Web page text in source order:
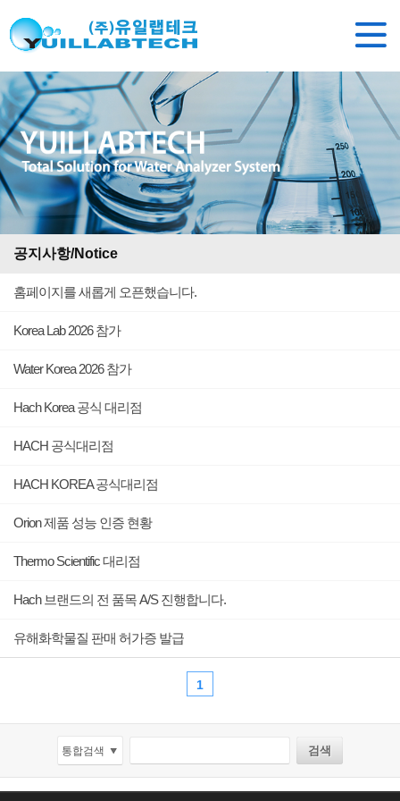
공지사항/Notice
홈페이지를 새롭게 오픈했습니다.
Korea Lab 2026 참가
Water Korea 2026 참가
Hach Korea 공식 대리점
HACH 공식대리점
HACH KOREA 공식대리점
Orion 제품 성능 인증 현황
Thermo Scientific 대리점
Hach 브랜드의 전 품목 A/S 진행합니다.
유해화학물질 판매 허가증 발급
1